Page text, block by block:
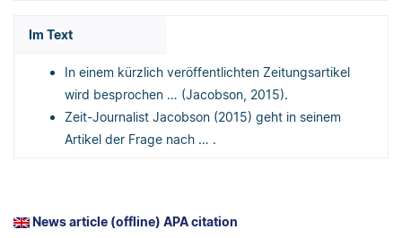
Im Text
In einem kürzlich veröffentlichten Zeitungsartikel
wird besprochen … (Jacobson, 2015).
Zeit-Journalist Jacobson (2015) geht in seinem
Artikel der Frage nach … .
News article (offline) APA citation